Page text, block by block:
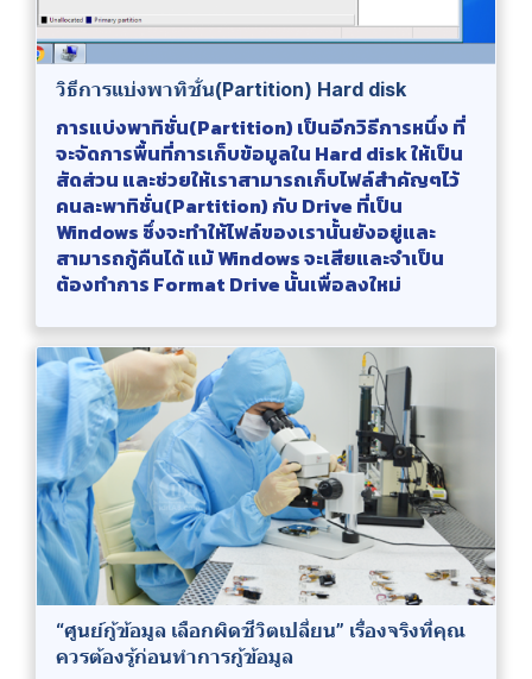
วิธีการแบ่งพาทิชั่น(Partition) Hard disk
การแบ่งพาทิชั่น(Partition) เป็นอีกวิธีการหนึ่ง ที่
จะจัดการพื้นที่การเก็บข้อมูลใน Hard disk ให้เป็น
สัดส่วน และช่วยให้เราสามารถเก็บไฟล์สำคัญๆไว้
คนละพาทิชั่น(Partition) กับ Drive ที่เป็น
Windows ซึ่งจะทำให้ไฟล์ของเรานั้นยังอยู่และ
สามารถกู้คืนได้ แม้ Windows จะเสียและจำเป็น
ต้องทำการ Format Drive นั้นเพื่อลงใหม่
“ศูนย์กู้ข้อมูล เลือกผิดชีวิตเปลี่ยน” เรื่องจริงที่คุณ
ควรต้องรู้ก่อนทำการกู้ข้อมูล